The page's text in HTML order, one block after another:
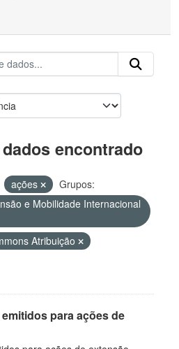
encontrado
ações
Grupos:
e Mobilidade Internacional
Atribuição
para ações de